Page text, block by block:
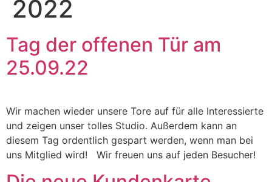
2022
Tag der offenen Tür am
25.09.22
Wir machen wieder unsere Tore auf für alle Interessierte
und zeigen unser tolles Studio. Außerdem kann an
diesem Tag ordentlich gespart werden, wenn man bei
uns Mitglied wird! Wir freuen uns auf jeden Besucher!